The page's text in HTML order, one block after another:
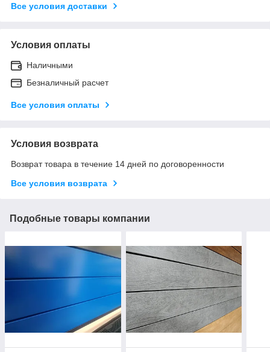
Все условия доставки
Условия оплаты
Наличными
Безналичный расчет
Все условия оплаты
Условия возврата
Возврат товара в течение 14 дней по договоренности
Все условия возврата
Подобные товары компании